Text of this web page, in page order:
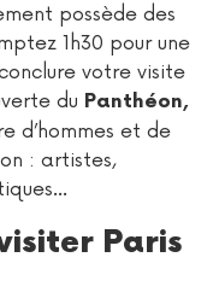
possède des
1h30 pour une
votre visite
du Panthéon,
d’hommes et de
: artistes,
Paris